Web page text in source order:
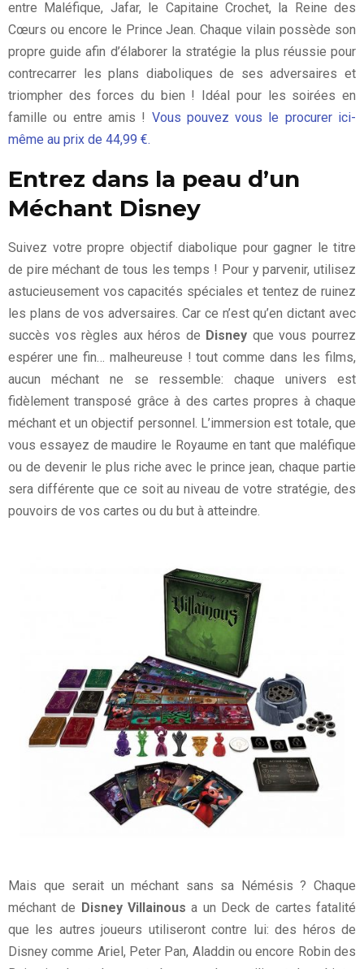
entre Maléfique, Jafar, le Capitaine Crochet, la Reine des
Cœurs ou encore le Prince Jean. Chaque vilain possède son
propre guide afin d’élaborer la stratégie la plus réussie pour
contrecarrer les plans diaboliques de ses adversaires et
triompher des forces du bien ! Idéal pour les soirées en
famille ou entre amis ! Vous pouvez vous le procurer ici-
même au prix de 44,99 €.
Entrez dans la peau d’un
Méchant Disney
Suivez votre propre objectif diabolique pour gagner le titre
de pire méchant de tous les temps ! Pour y parvenir, utilisez
astucieusement vos capacités spéciales et tentez de ruinez
les plans de vos adversaires. Car ce n’est qu’en dictant avec
succès vos règles aux héros de Disney que vous pourrez
espérer une fin… malheureuse ! tout comme dans les films,
aucun méchant ne se ressemble: chaque univers est
fidèlement transposé grâce à des cartes propres à chaque
méchant et un objectif personnel. L’immersion est totale, que
vous essayez de maudire le Royaume en tant que maléfique
ou de devenir le plus riche avec le prince jean, chaque partie
sera différente que ce soit au niveau de votre stratégie, des
pouvoirs de vos cartes ou du but à atteindre.
Mais que serait un méchant sans sa Némésis ? Chaque
méchant de Disney Villainous a un Deck de cartes fatalité
que les autres joueurs utiliseront contre lui: des héros de
Disney comme Ariel, Peter Pan, Aladdin ou encore Robin des